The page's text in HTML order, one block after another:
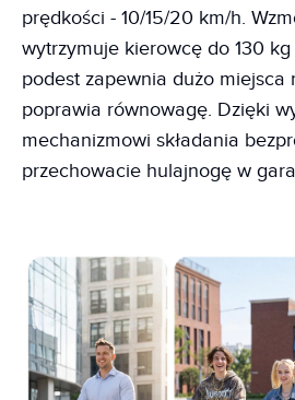
prędkości - 10/15/20 km/h.
wytrzymuje kierowcę do 130
podest zapewnia dużo miejsca
poprawia równowagę. Dzięki
mechanizmowi składania
przechowacie hulajnogę w